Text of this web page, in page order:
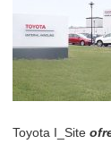
Toyota I_Site